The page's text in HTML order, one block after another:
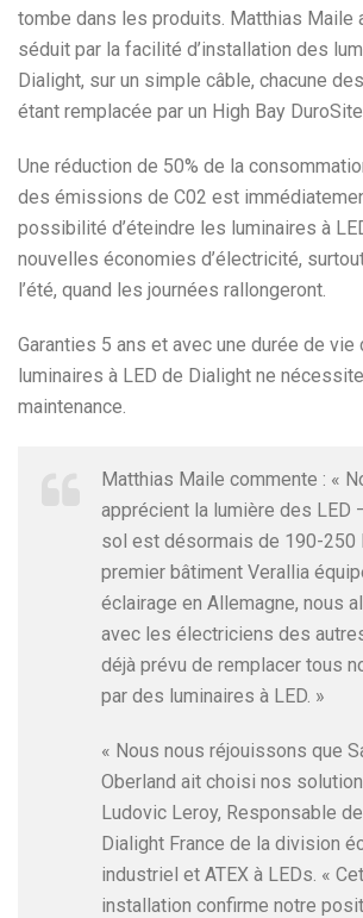
tombe dans les produits. Matthias Maile
séduit par la facilité d’installation des
Dialight, sur un simple câble, chacune
étant remplacée par un High Bay
Une réduction de 50% de la
des émissions de C02 est
possibilité d’éteindre les luminaires à
nouvelles économies d’électricité,
l’été, quand les journées rallongeront.
Garanties 5 ans et avec une durée de vie
luminaires à LED de Dialight ne
maintenance.
Matthias Maile commente : «
apprécient la lumière des LED
sol est désormais de 190-250
premier bâtiment Verallia
éclairage en Allemagne, nous
avec les électriciens des
déjà prévu de remplacer tous
par des luminaires à LED. »
« Nous nous réjouissons que
Oberland ait choisi nos
Ludovic Leroy, Responsable
Dialight France de la division
industriel et ATEX à LEDs. «
installation confirme notre